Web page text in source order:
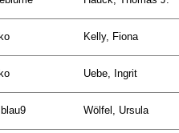
Kelly, Fiona
Uebe, Ingrit
Wölfel, Ursula